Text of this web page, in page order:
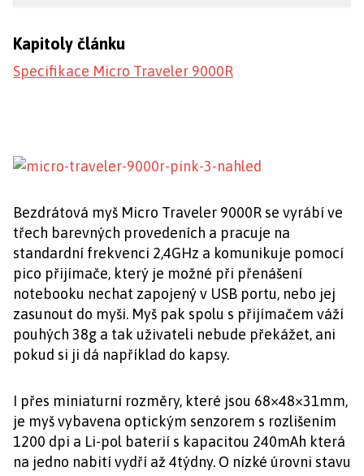
Kapitoly článku
Specifikace Micro Traveler 9000R
Bezdrátová myš Micro Traveler 9000R se vyrábí ve
třech barevných provedeních a pracuje na
standardní frekvenci 2,4GHz a komunikuje pomocí
pico přijímače, který je možné při přenášení
notebooku nechat zapojený v USB portu, nebo jej
zasunout do myši. Myš pak spolu s přijímačem váží
pouhých 38g a tak uživateli nebude překážet, ani
pokud si ji dá například do kapsy.
I přes miniaturní rozměry, které jsou 68×48×31mm,
je myš vybavena optickým senzorem s rozlišením
1200 dpi a Li-pol baterií s kapacitou 240mAh která
na jedno nabití vydří až 4týdny. O nízké úrovni stavu